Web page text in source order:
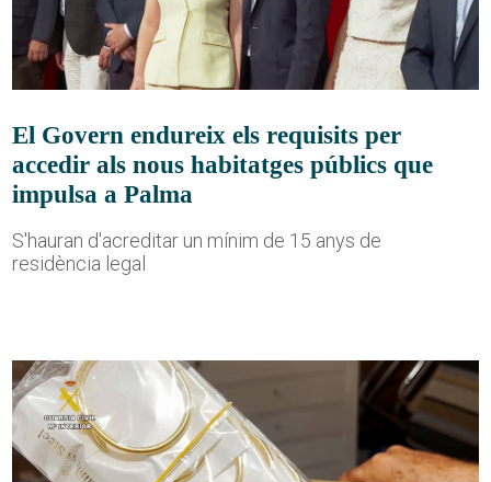
El Govern endureix els requisits per
accedir als nous habitatges públics que
impulsa a Palma
S'hauran d'acreditar un mínim de 15 anys de
residència legal